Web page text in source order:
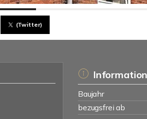
(Twitter)
Baujahr
bezugsfrei ab